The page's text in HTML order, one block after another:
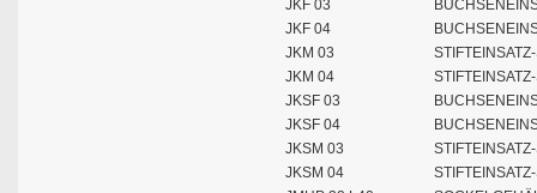
JKF 03
JKF 04
JKM 03
JKM 04
JKSF 03
JKSF 04
JKSM 03
JKSM 04